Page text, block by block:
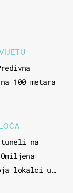
100 metara
na
lokalci u